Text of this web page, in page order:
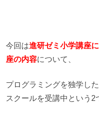
今回は進研ゼミ小学講座
座の内容について、
プログラミングを独学し
スクールを受講中という2